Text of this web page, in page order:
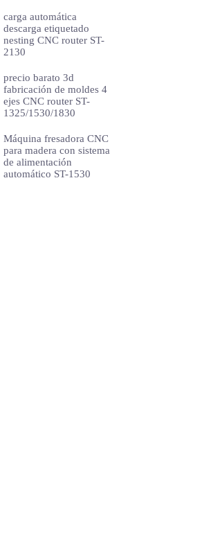
carga automática
descarga etiquetado
nesting CNC router ST-
2130
precio barato 3d
fabricación de moldes 4
ejes CNC router ST-
1325/1530/1830
Máquina fresadora CNC
para madera con sistema
de alimentación
automático ST-1530